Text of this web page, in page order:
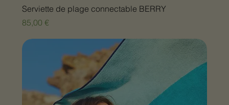
Serviette de plage connectable BERRY
Prix
85,00 €